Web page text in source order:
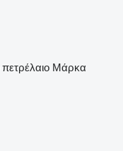
πετρέλαιο Μάρκα